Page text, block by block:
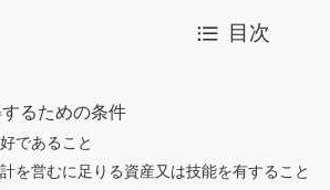
目次
るための条件
であること
を営むに足りる資産又は技能を有すること